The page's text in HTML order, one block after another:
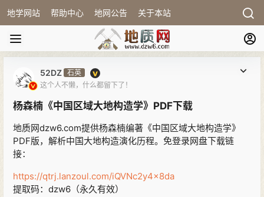
地学网站 帮助中心 地网公告 关于本站
52DZ 石英
这个人不懒，什么都留下了！
杨森楠《中国区域大地构造学》PDF下载
地质网dzw6.com提供杨森楠编著《中国区域大地构造学》
PDF版，解析中国大地构造演化历程。免登录网盘下载链
接：
https://qtrj.lanzoul.com/iQVNc2y4x8da
提取码：dzw6（永久有效）